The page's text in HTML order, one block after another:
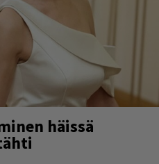
häissä